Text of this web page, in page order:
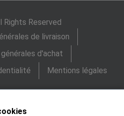
Rights Reserved
de livraison
d'achat
Mentions légales